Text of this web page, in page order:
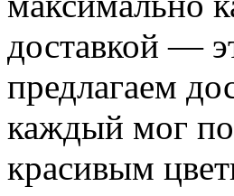
доставкой —
предлагаем
каждый мог
красивым